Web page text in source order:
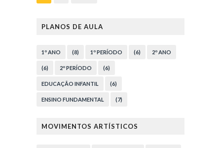
PLANOS DE AULA
1º ANO (8) 1º PERÍODO (6) 2º ANO
(6) 2º PERÍODO (6)
EDUCAÇÃO INFANTIL (6)
ENSINO FUNDAMENTAL (7)
MOVIMENTOS ARTÍSTICOS